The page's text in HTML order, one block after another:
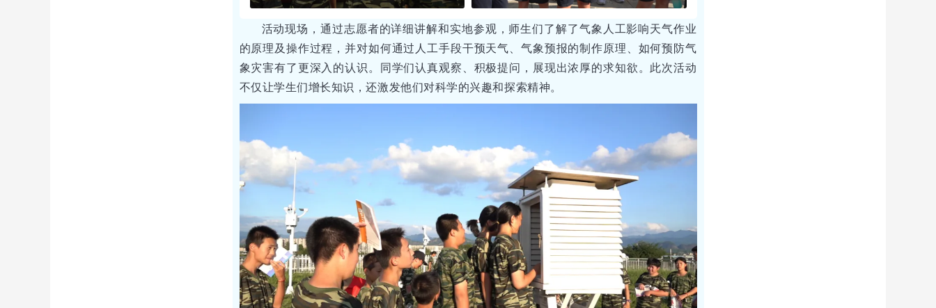
活动现场，通过志愿者的详细讲解和实地参观，师生们了解了气象人工影响天气作业
的原理及操作过程，并对如何通过人工手段干预天气、气象预报的制作原理、如何预防气
象灾害有了更深入的认识。同学们认真观察、积极提问，展现出浓厚的求知欲。此次活动
不仅让学生们增长知识，还激发他们对科学的兴趣和探索精神。